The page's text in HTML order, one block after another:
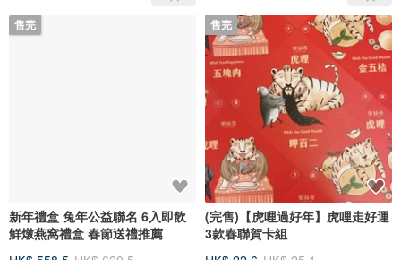
售完
新年禮盒 兔年公益聯名 6入即飲
鮮燉燕窩禮盒 春節送禮推薦
售完
(完售)【虎哩過好年】虎哩走好運
3款春聯賀卡組